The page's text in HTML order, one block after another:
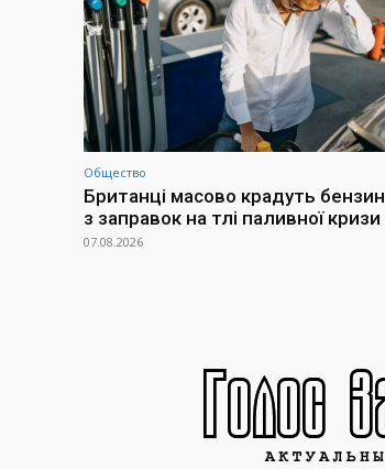
Общество
Британці масово крадуть бензин
з заправок на тлі паливної кризи
07.08.2026